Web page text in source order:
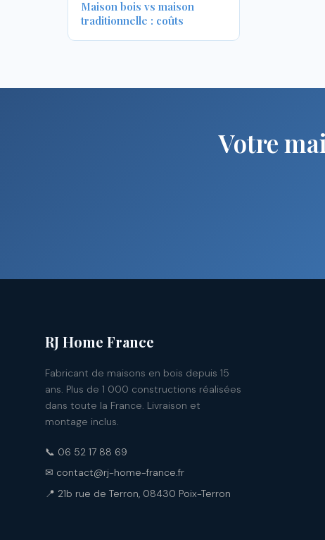
Maison bois vs maison
traditionnelle : coûts
Votre
RJ Home France
Fabricant de maisons en bois depuis 15
ans. Plus de 1 000 constructions réalisées
dans toute la France. Livraison et
montage inclus.
📞 06 52 17 88 69
✉ contact@rj-home-france.fr
📍 21b rue de Terron, 08430 Poix-Terron